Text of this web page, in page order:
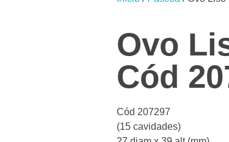
Ovo
Cód
Cód 207297
(15 cavidades)